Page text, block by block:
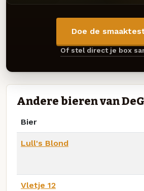
Doe de
Of stel direct je box
Andere bieren van
Bier
Lull's Blond
Vletje 12